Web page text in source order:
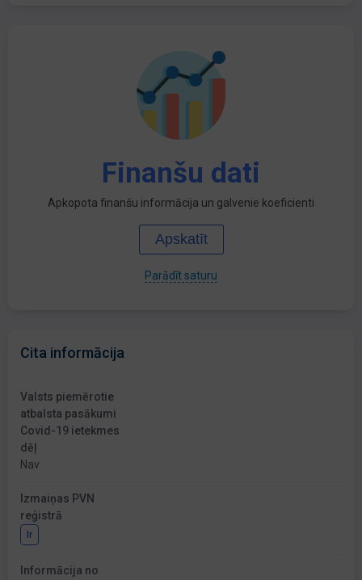
Finanšu dati
Apkopota finanšu informācija un galvenie koeficienti
Apskatīt
Parādīt saturu
Cita informācija
Valsts piemērotie
atbalsta pasākumi
Covid-19 ietekmes
dēļ
Nav
Izmaiņas PVN
reģistrā
Ir
Informācija no